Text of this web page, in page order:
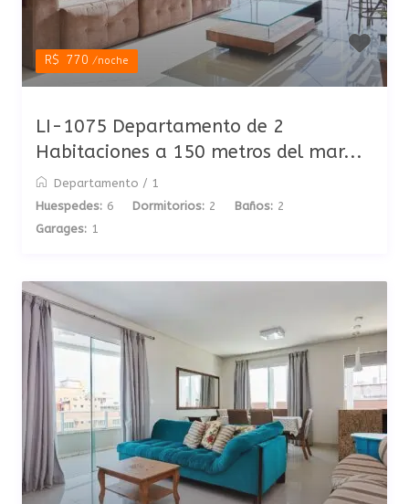
R$ 770/noche
LI-1075 Departamento de 2
Habitaciones a 150 metros del mar...
Departamento / 1
Huespedes: 6 Dormitorios: 2 Baños: 2
Garages: 1